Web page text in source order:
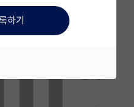
하기